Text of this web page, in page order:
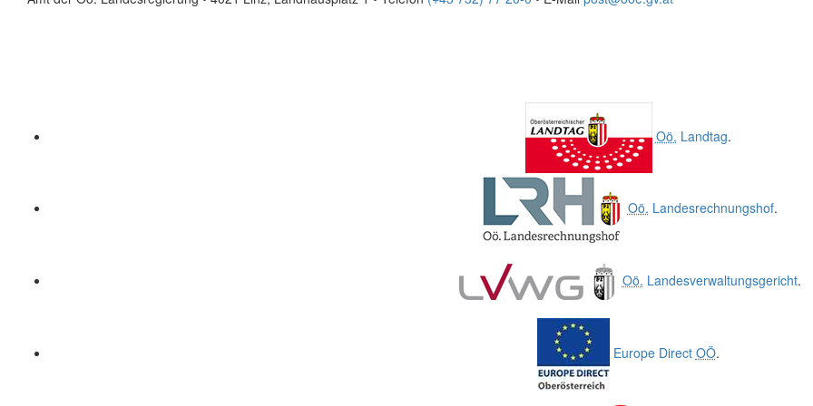
Oö. Landtag.
Oö. Landesrechnungshof.
Oö. Landesverwaltungsgericht.
Europe Direct OÖ.